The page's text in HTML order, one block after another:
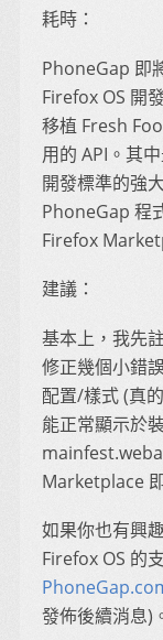
耗時：
PhoneGap 即
Firefox OS 開
移植 Fresh
用的 API。其
開發標準的強
PhoneGap 程
Firefox
建議：
基本上，我先
修正幾個小錯
配置/樣式 (真
能正常顯示於
Marketplace
如果你也有興
Firefox OS 的
發佈後續消息)